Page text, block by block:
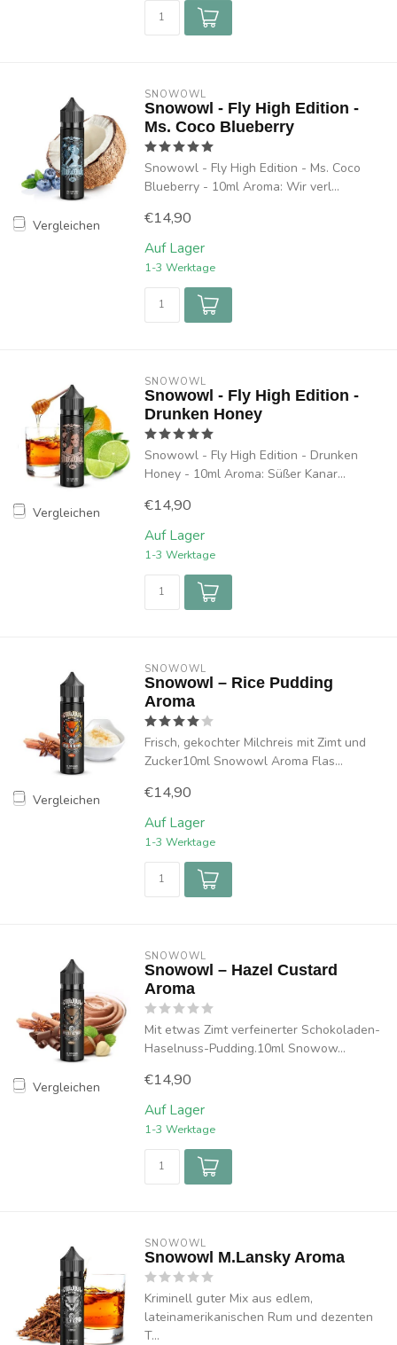
Vergleichen
SNOWOWL
Snowowl - Fly High Edition -
Ms. Coco Blueberry
Snowowl - Fly High Edition - Ms. Coco
Blueberry - 10ml Aroma: Wir verl...
€14,90
Auf Lager
1-3 Werktage
Vergleichen
SNOWOWL
Snowowl - Fly High Edition -
Drunken Honey
Snowowl - Fly High Edition - Drunken
Honey - 10ml Aroma: Süßer Kanar...
€14,90
Auf Lager
1-3 Werktage
Vergleichen
SNOWOWL
Snowowl – Rice Pudding
Aroma
Frisch, gekochter Milchreis mit Zimt und
Zucker10ml Snowowl Aroma Flas...
€14,90
Auf Lager
1-3 Werktage
Vergleichen
SNOWOWL
Snowowl – Hazel Custard
Aroma
Mit etwas Zimt verfeinerter Schokoladen-
Haselnuss-Pudding.10ml Snowow...
€14,90
Auf Lager
1-3 Werktage
SNOWOWL
Snowowl M.Lansky Aroma
Kriminell guter Mix aus edlem,
lateinamerikanischen Rum und dezenten
T...